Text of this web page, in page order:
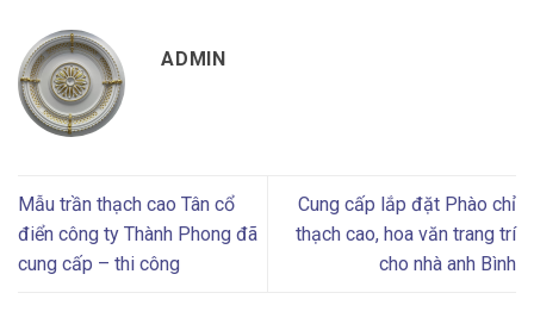
ADMIN
Mẫu trần thạch cao Tân cổ
điển công ty Thành Phong đã
cung cấp – thi công
Cung cấp lắp đặt Phào chỉ
thạch cao, hoa văn trang trí
cho nhà anh Bình